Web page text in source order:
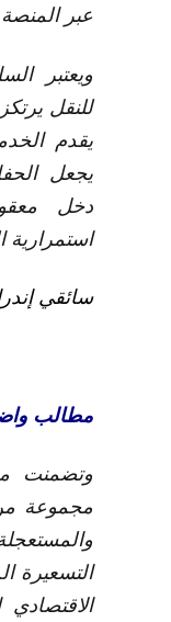
عبر
ويعتبر
للنقل
يقدم
يجعل
دخل
استمرارية
سائقي
مطالب
وتضمنت
مجموعة
التسعيرة